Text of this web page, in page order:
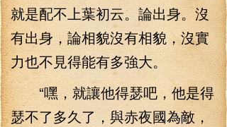
就是配不上葉初云。論出身。沒
有出身，論相貌沒有相貌，沒實
力也不見得能有多強大。
“嘿，就讓他得瑟吧，他是得
瑟不了多久了，與赤夜國為敵，